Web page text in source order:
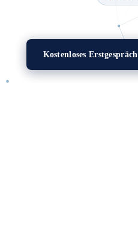
Kostenloses Erstgespräch